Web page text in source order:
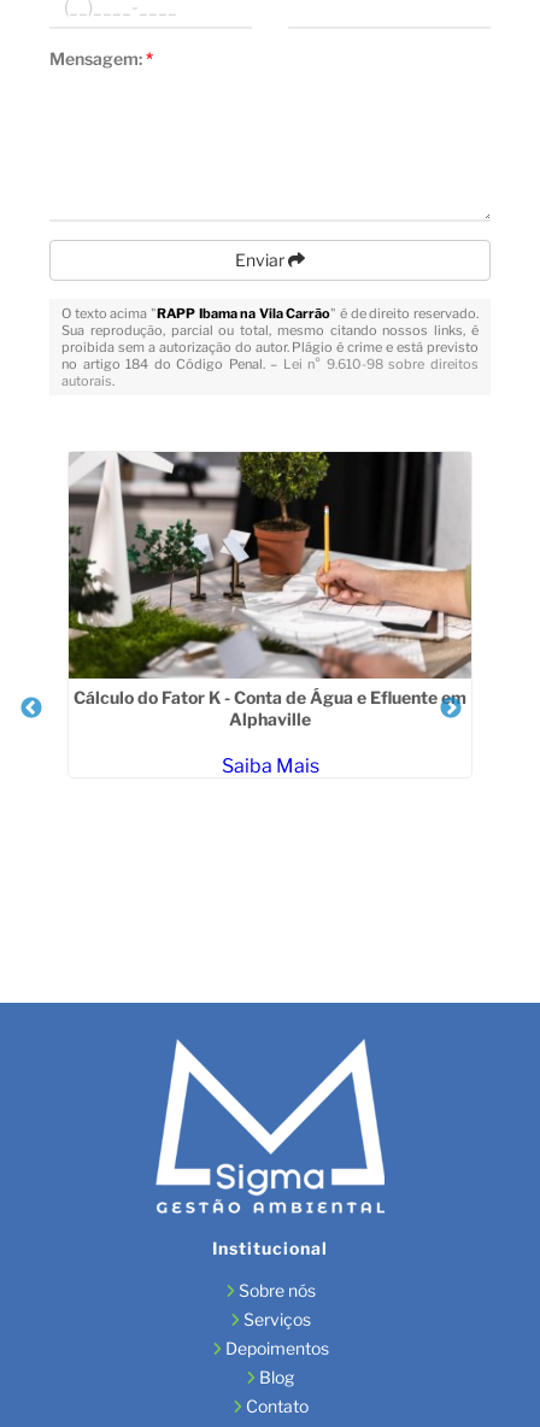
Mensagem:*
Enviar
O texto acima "RAPP Ibama na Vila Carrão" é de direito reservado.
Sua reprodução, parcial ou total, mesmo citando nossos links, é
proibida sem a autorização do autor. Plágio é crime e está previsto
no artigo 184 do Código Penal. – Lei n° 9.610-98 sobre direitos
autorais.
Cálculo do Fator K - Conta de Água e Efluente em
Alphaville
Saiba Mais
Institucional
Sobre nós
Serviços
Depoimentos
Blog
Contato